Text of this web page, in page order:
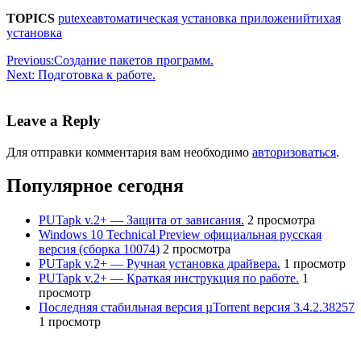
TOPICS putexeавтоматическая установка приложенийтихая
установка
Previous:Создание пакетов программ.
Next: Подготовка к работе.
Leave a Reply
Для отправки комментария вам необходимо авторизоваться.
Популярное сегодня
PUTapk v.2+ — Защита от зависания. 2 просмотра
Windows 10 Technical Preview официальная русская
версия (сборка 10074) 2 просмотра
PUTapk v.2+ — Ручная установка драйвера. 1 просмотр
PUTapk v.2+ — Краткая инструкция по работе. 1
просмотр
Последняя стабильная версия µTorrent версия 3.4.2.38257
1 просмотр